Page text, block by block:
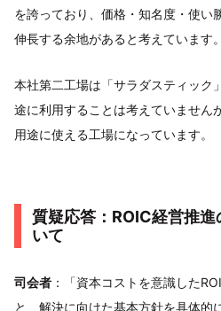
を誇っており、価格・知名度・使い
伸長する余地があると考えています。
本社第二工場は「サラダスティック
途に利用することは考えていません
用途に使える工場になっています。
質疑応答：ROIC経営推
いて
司会者 ：「資本コストを意識した
と、解決に向けた基本方針を具体的